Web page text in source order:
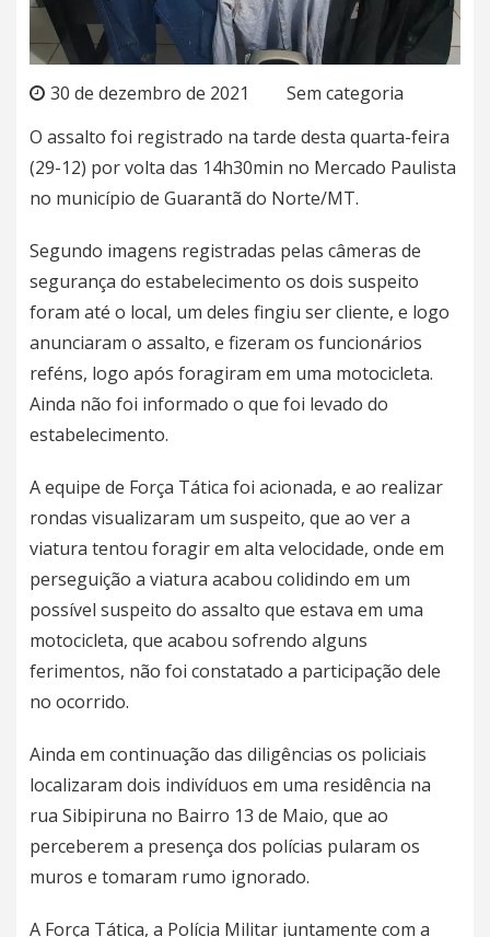
30 de dezembro de 2021
Sem categoria
O assalto foi registrado na tarde desta quarta-feira
(29-12) por volta das 14h30min no Mercado Paulista
no município de Guarantã do Norte/MT.
Segundo imagens registradas pelas câmeras de
segurança do estabelecimento os dois suspeito
foram até o local, um deles fingiu ser cliente, e logo
anunciaram o assalto, e fizeram os funcionários
reféns, logo após foragiram em uma motocicleta.
Ainda não foi informado o que foi levado do
estabelecimento.
A equipe de Força Tática foi acionada, e ao realizar
rondas visualizaram um suspeito, que ao ver a
viatura tentou foragir em alta velocidade, onde em
perseguição a viatura acabou colidindo em um
possível suspeito do assalto que estava em uma
motocicleta, que acabou sofrendo alguns
ferimentos, não foi constatado a participação dele
no ocorrido.
Ainda em continuação das diligências os policiais
localizaram dois indivíduos em uma residência na
rua Sibipiruna no Bairro 13 de Maio, que ao
perceberem a presença dos polícias pularam os
muros e tomaram rumo ignorado.
A Força Tática, a Polícia Militar juntamente com a